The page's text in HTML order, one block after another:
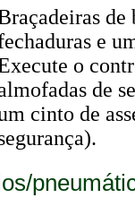
de
e
o
de
cinto de